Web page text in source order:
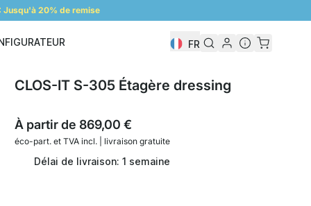
Jusqu'à 20% de remise
FR
CLOS-IT S-305 Étagère dressing
À partir de869,00 €
éco-part. etTVA incl. | livraison gratuite
Délai de livraison: 1 semaine